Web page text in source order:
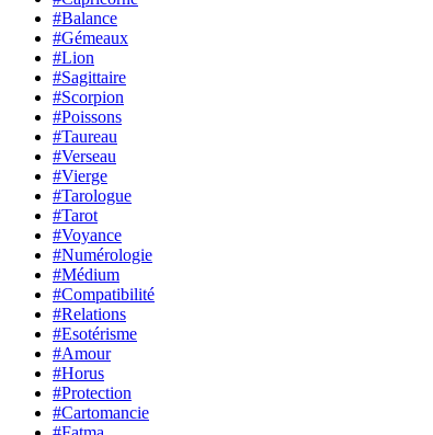
#Balance
#Gémeaux
#Lion
#Sagittaire
#Scorpion
#Poissons
#Taureau
#Verseau
#Vierge
#Tarologue
#Tarot
#Voyance
#Numérologie
#Médium
#Compatibilité
#Relations
#Esotérisme
#Amour
#Horus
#Protection
#Cartomancie